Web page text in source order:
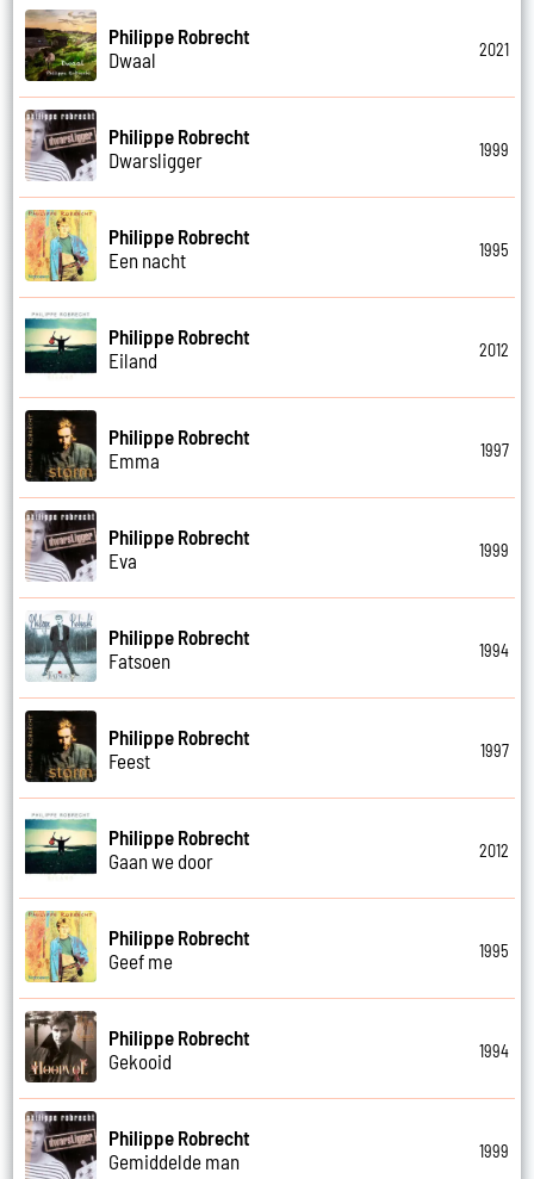
Philippe Robrecht
Dwaal
2021
Philippe Robrecht
Dwarsligger
1999
Philippe Robrecht
Een nacht
1995
Philippe Robrecht
Eiland
2012
Philippe Robrecht
Emma
1997
Philippe Robrecht
Eva
1999
Philippe Robrecht
Fatsoen
1994
Philippe Robrecht
Feest
1997
Philippe Robrecht
Gaan we door
2012
Philippe Robrecht
Geef me
1995
Philippe Robrecht
Gekooid
1994
Philippe Robrecht
Gemiddelde man
1999